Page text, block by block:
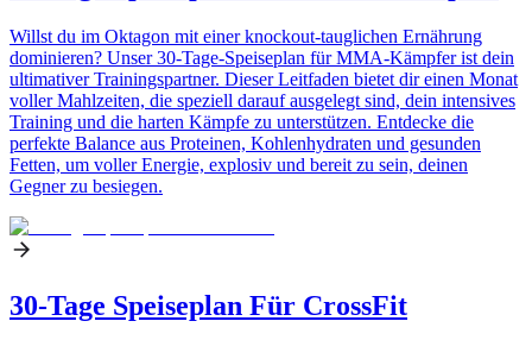
Willst du im Oktagon mit einer knockout-tauglichen Ernährung
dominieren? Unser 30-Tage-Speiseplan für MMA-Kämpfer ist dein
ultimativer Trainingspartner. Dieser Leitfaden bietet dir einen Monat
voller Mahlzeiten, die speziell darauf ausgelegt sind, dein intensives
Training und die harten Kämpfe zu unterstützen. Entdecke die
perfekte Balance aus Proteinen, Kohlenhydraten und gesunden
Fetten, um voller Energie, explosiv und bereit zu sein, deinen
Gegner zu besiegen.
30-Tage Speiseplan Für CrossFit